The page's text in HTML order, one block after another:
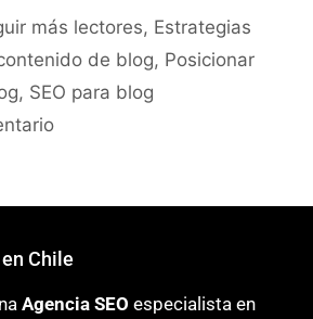
más lectores, Estrategias
de blog, Posicionar
, SEO para blog
Chile
Agencia SEO especialista en